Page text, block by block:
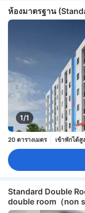
ห้องมาตรฐาน
1/1
20 ตารางเมตร เข้าพักได้
Standard Double
double room（non